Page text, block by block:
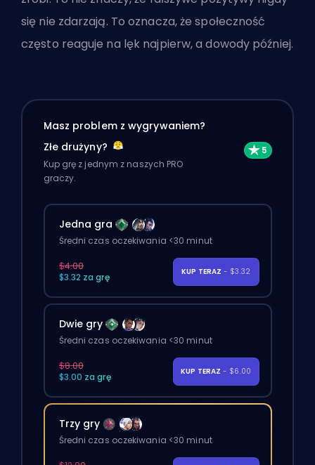
się nie zdarzają. To oznacza, że społeczność
często reaguje na lęk najpierw, a dowody później.
Masz problem z wygrywaniem?
Złe drużyny?
Kup grę z jednym z naszych PRO
graczy.
Jedna gra
Średni czas oczekiwania <30 minut
$4.00
$3.32 za grę
KUP TERAZ - $3.32
Dwie gry
Średni czas oczekiwania <30 minut
$8.00
$3.00 za grę
KUP TERAZ - $6.00
Trzy gry
Średni czas oczekiwania <30 minut